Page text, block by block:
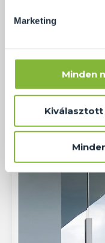
Marketing
Minden
Kiválasztott